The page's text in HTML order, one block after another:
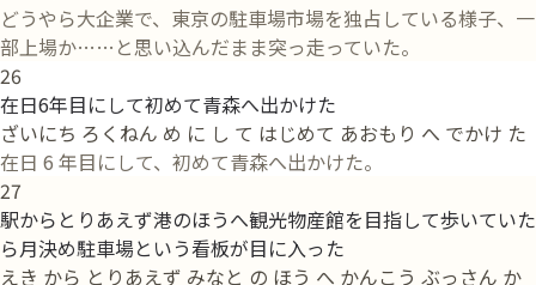
どうやら大企業で、東京の駐車場市場を独占している様子、一
部上場か……と思い込んだまま突っ走っていた。
26
在日6年目にして初めて青森へ出かけた
ざいにち ろくねん め に し て はじめて あおもり へ でかけ た
在日 6 年目にして、初めて青森へ出かけた。
27
駅からとりあえず港のほうへ観光物産館を目指して歩いていた
ら月決め駐車場という看板が目に入った
えき から とりあえず みなと の ほう へ かんこう ぶっさん か